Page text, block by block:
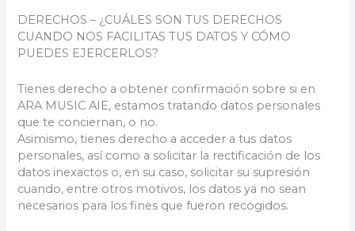
DERECHOS – ¿CUÁLES SON TUS DERECHOS
CUANDO NOS FACILITAS TUS DATOS Y CÓMO
PUEDES EJERCERLOS?
Tienes derecho a obtener confirmación sobre si en
ARA MUSIC AIE, estamos tratando datos personales
que te conciernan, o no.
Asimismo, tienes derecho a acceder a tus datos
personales, así como a solicitar la rectificación de los
datos inexactos o, en su caso, solicitar su supresión
cuando, entre otros motivos, los datos ya no sean
necesarios para los fines que fueron recogidos.